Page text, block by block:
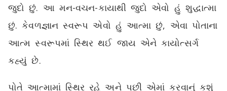
જુદો છું. આ મન-વચન-કાયાથી જુદો એવો હું શુદ્ધાત્મા
છું. કેવળજ્ઞાન સ્વરૂપ એવો હું આત્મા છું, એવા પોતાના
આત્મ સ્વરૂપમાં સ્થિર થઈ જાય એને કાયોત્સર્ગ
કહ્યું છે.
પોતે આત્મામાં સ્થિર રહે અને પછી એમાં કરવાનું કશું